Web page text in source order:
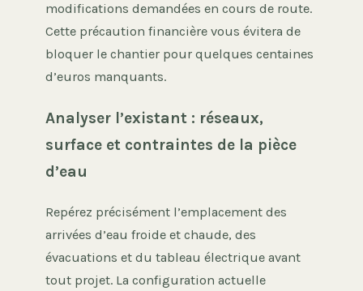
modifications demandées en cours de route.
Cette précaution financière vous évitera de
bloquer le chantier pour quelques centaines
d’euros manquants.
Analyser l’existant : réseaux,
surface et contraintes de la pièce
d’eau
Repérez précisément l’emplacement des
arrivées d’eau froide et chaude, des
évacuations et du tableau électrique avant
tout projet. La configuration actuelle